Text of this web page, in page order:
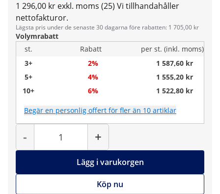
1 296,00 kr exkl. moms (25) Vi tillhandahåller
nettofakturor.
Lägsta pris under de senaste 30 dagarna före rabatten: 1 705,00 kr
Volymrabatt
st.
Rabatt
per st. (inkl. moms)
3+
2%
1 587,60 kr
5+
4%
1 555,20 kr
10+
6% 1 522,80 kr
Begär en personlig offert för fler än 10 artiklar
-
Antal
+
Lägg i varukorgen
Köp nu